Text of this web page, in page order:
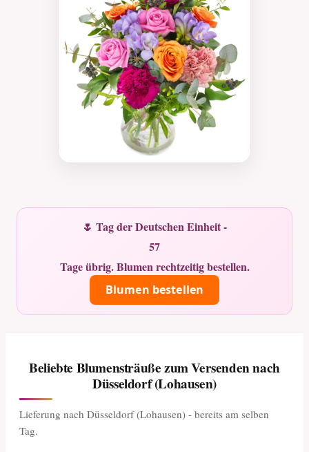
🌷 Tag der Deutschen Einheit -
57
Tage übrig. Blumen rechtzeitig bestellen.
Blumen bestellen
Beliebte Blumensträuße zum Versenden nach
Düsseldorf (Lohausen)
Lieferung nach Düsseldorf (Lohausen) - bereits am selben
Tag.